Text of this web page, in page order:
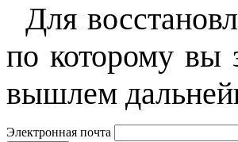
Для
по которому вы
вышлем
Электронная почта